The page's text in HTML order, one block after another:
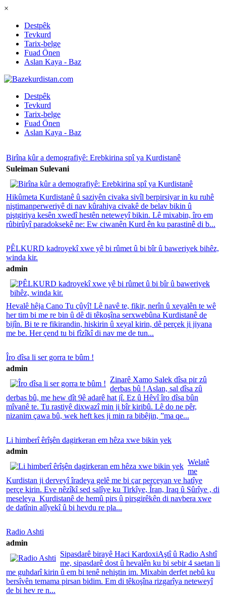
×
Destpêk
Tevkurd
Tarix-belge
Fuad Önen
Aslan Kaya - Baz
Destpêk
Tevkurd
Tarix-belge
Fuad Önen
Aslan Kaya - Baz
Birîna kûr a demografiyê: Erebkirina spî ya Kurdistanê
Suleiman Sulevani
Hikûmeta Kurdistanê û saziyên civaka sivîl berpirsiyar in ku ruhê
niştimanperweriyê di nav kûrahiya civakê de belav bikin û
piştgiriya kesên xwedî hestên neteweyî bikin. Lê mixabin, îro em
rûbirûyî paradoksekê ne: Ew ciwanên Kurd ên ku parastinê di b...
PÊLKURD kadroyekî xwe yê bi rûmet û bi bîr û baweriyek bihêz,
winda kir.
admin
Hevalê hêja Cano Tu çûyî! Lê navê te, fikir, nerîn û xeyalên te wê
her tim bi me re bin û dê di têkoşîna serxwebûna Kurdistanê de
bijîn. Bi te re fikirandin, hiskirin û xeyal kirin, dê perçek ji jiyana
me be. Her çend tu bi fîzîkî di nav me de tun...
Îro dîsa li ser gorra te bûm !
admin
Zinarê Xamo Salek dîsa pir zû
derbas bû ! Aslan, sal dîsa zû
derbas bû, me hew dît 9ê adarê hat jî. Ez û Hêvî îro dîsa bûn
mîvanê te. Tu rastiyê dixwazî min ji bîr kiribû. Lê do ne pêr,
nizanim çawa bû, wek heft kes ji min ra bibêjin, ”ma qe...
Li himberî êrîşên dagirkeran em hêza xwe bikin yek
admin
Welatê
me
Kurdistan ji derveyî îradeya gelê me bi çar perçeyan ve hatîye
perçe kirin. Eve nêzîkî sed salîye ku Tirkîye, Îran, Iraq û Sûrîye , di
meseleya Kurdistanê de hemû pirs û pirsgirêkên di navbera xwe
de datînin alîyekî û bi hevdu re pla...
Radio Ashti
admin
Sipasdarê birayê Haci KardoxiAştî û Radio Ashtî
me, sipasdarê dost û hevalên ku bi sebir 4 saetan li
me guhdarî kirin û em bi tenê nehiştin im. Mixabin derfet nebû ku
bersîvên temama pirsan bidim. Em di têkoşîna rizgarîya neteweyî
de bi hev re n...